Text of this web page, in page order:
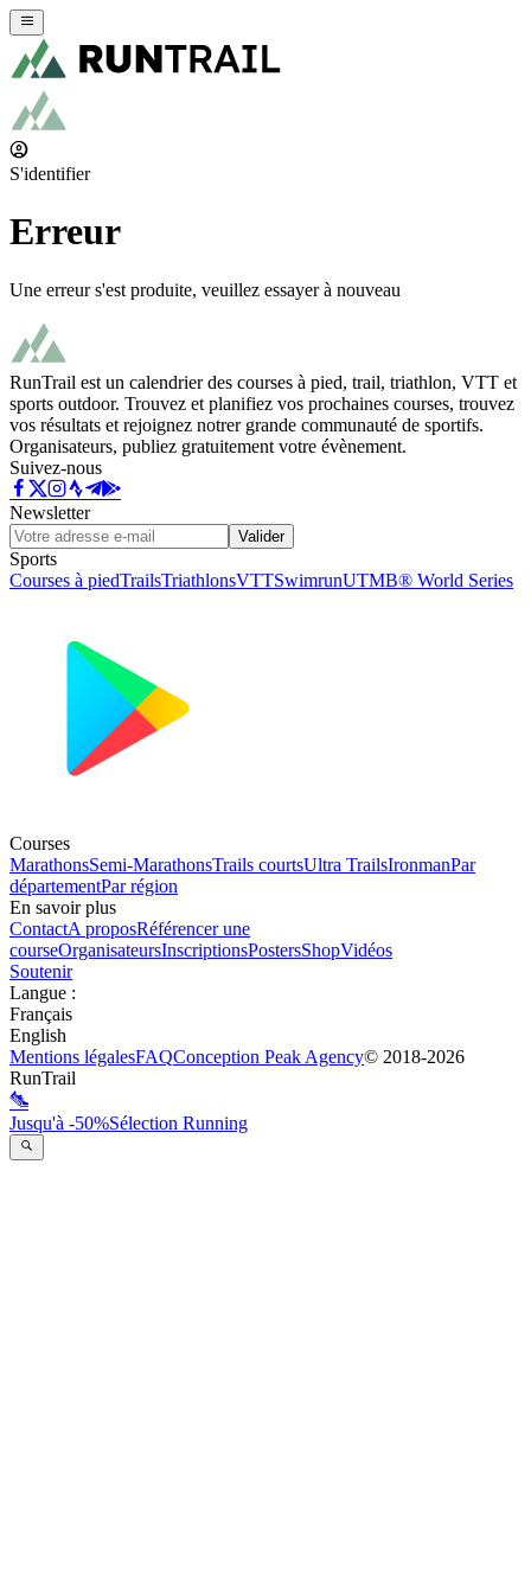
S'identifier
Erreur
Une erreur s'est produite, veuillez essayer à nouveau
RunTrail est un calendrier des courses à pied, trail, triathlon, VTT et
sports outdoor. Trouvez et planifiez vos prochaines courses, trouvez
vos résultats et rejoignez notrer grande communauté de sportifs.
Organisateurs, publiez gratuitement votre évènement.
Suivez-nous
Newsletter
Valider
Sports
Courses à piedTrailsTriathlonsVTTSwimrunUTMB® World Series
Courses
MarathonsSemi-MarathonsTrails courtsUltra TrailsIronmanPar
départementPar région
En savoir plus
ContactA proposRéférencer une
courseOrganisateursInscriptionsPostersShopVidéos
Soutenir
Langue :
Français
English
Mentions légalesFAQConception Peak Agency© 2018-2026
RunTrail
Jusqu'à -50%Sélection Running